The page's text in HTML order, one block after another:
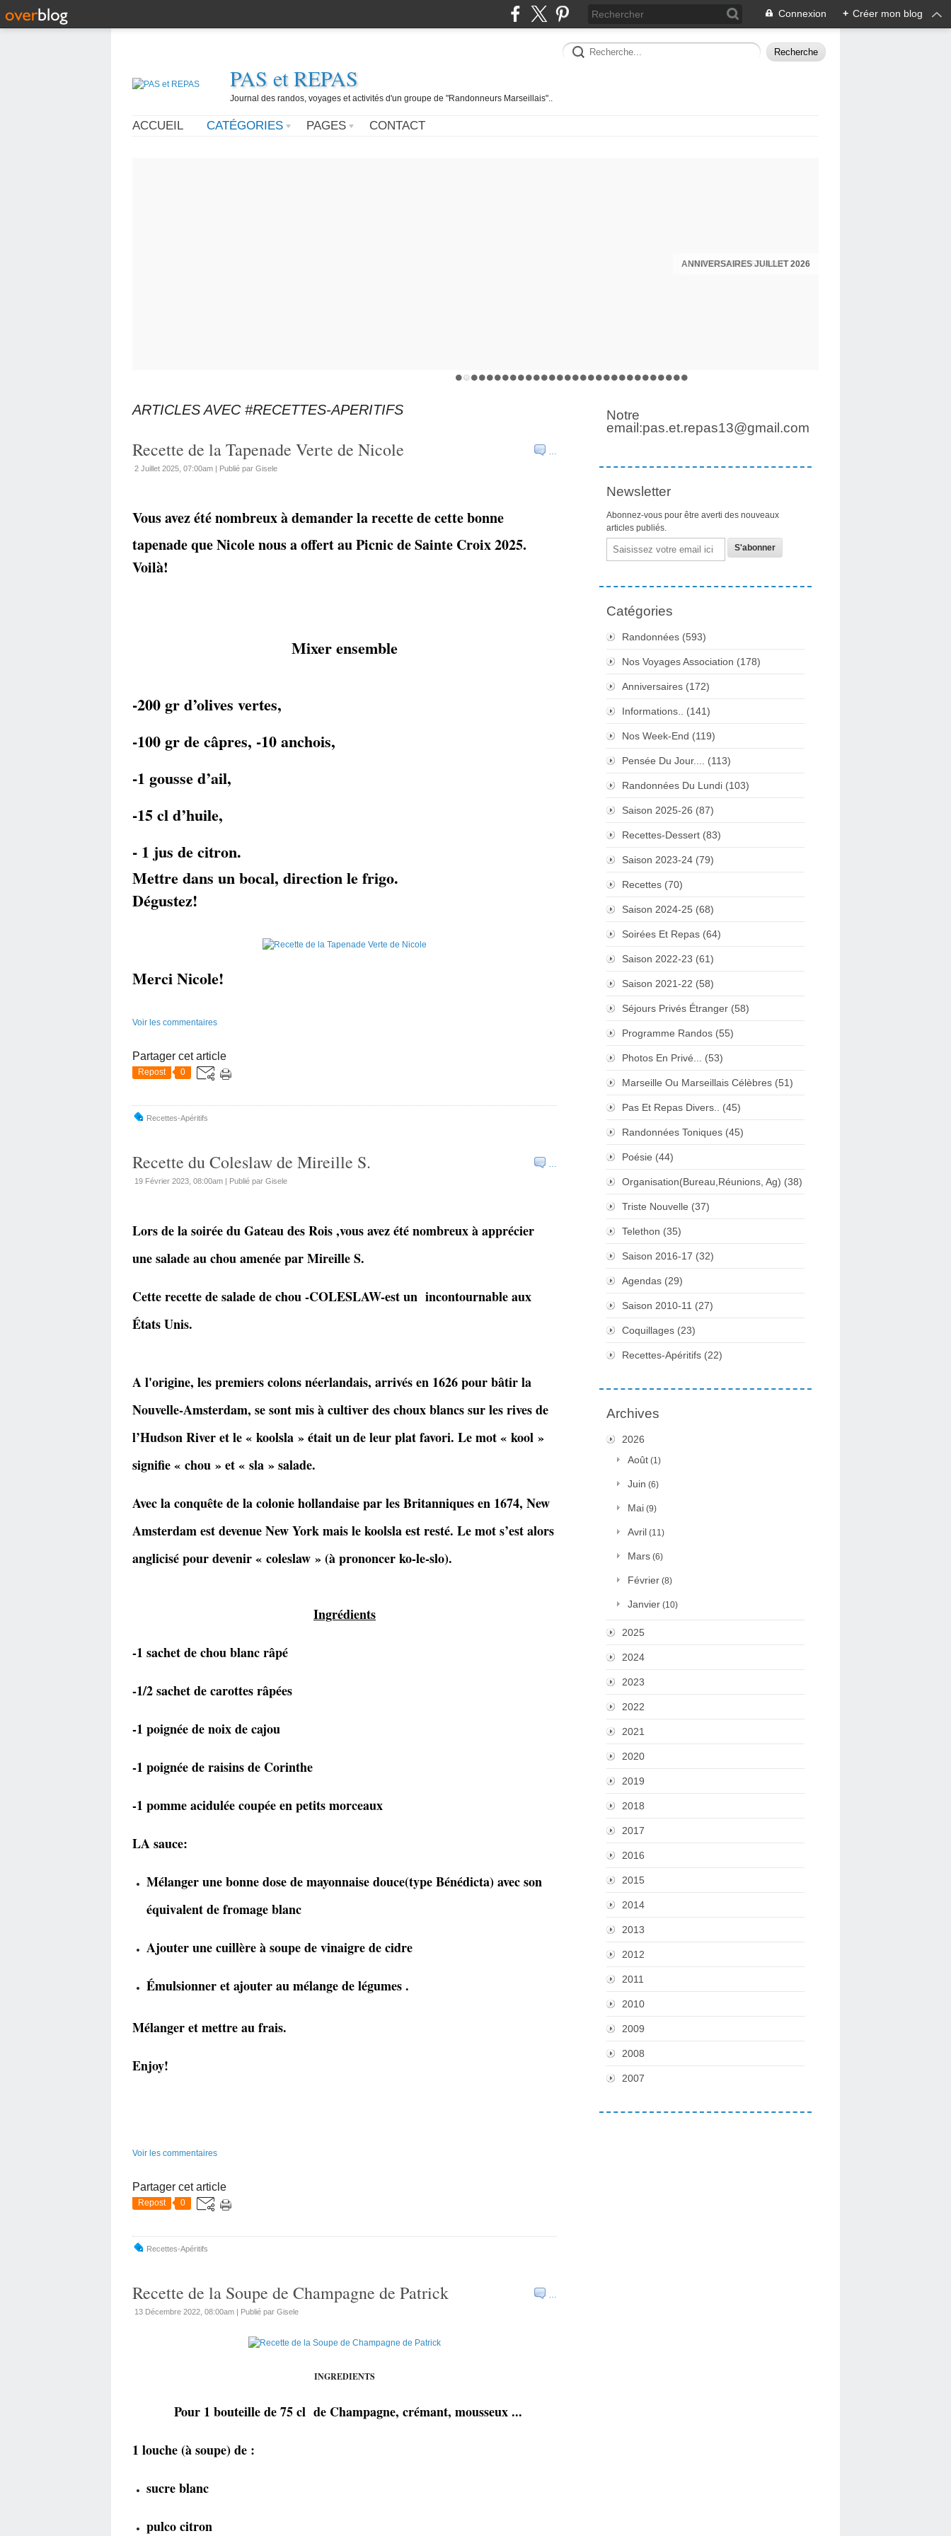
Connexion + Créer mon blog
PAS et REPAS
Journal des randos, voyages et activités d'un groupe de "Randonneurs Marseillais"..
ACCUEIL CATÉGORIES PAGES CONTACT
ANNIVERSAIRES JUILLET 2026
ARTICLES AVEC #RECETTES-APERITIFS
…
Recette de la Tapenade Verte de Nicole
2 Juillet 2025, 07:00am | Publié par Gisele
Vous avez été nombreux à demander la recette de cette bonne
tapenade que Nicole nous a offert au Picnic de Sainte Croix 2025.
Voilà!
Mixer ensemble
-200 gr d’olives vertes,
-100 gr de câpres, -10 anchois,
-1 gousse d’ail,
-15 cl d’huile,
- 1 jus de citron.
Mettre dans un bocal, direction le frigo.
Dégustez!
Merci Nicole!
Voir les commentaires
Partager cet article
Repost 0
Recettes-Apéritifs
…
Recette du Coleslaw de Mireille S.
19 Février 2023, 08:00am | Publié par Gisele
Lors de la soirée du Gateau des Rois ,vous avez été nombreux à apprécier
une salade au chou amenée par Mireille S.
Cette recette de salade de chou -COLESLAW-est un incontournable aux
États Unis.
A l'origine, les premiers colons néerlandais, arrivés en 1626 pour bâtir la
Nouvelle-Amsterdam, se sont mis à cultiver des choux blancs sur les rives de
l’Hudson River et le « koolsla » était un de leur plat favori. Le mot « kool »
signifie « chou » et « sla » salade.
Avec la conquête de la colonie hollandaise par les Britanniques en 1674, New
Amsterdam est devenue New York mais le koolsla est resté. Le mot s’est alors
anglicisé pour devenir « coleslaw » (à prononcerko-le-slo).
Ingrédients
-1 sachet de chou blanc râpé
-1/2 sachet de carottes râpées
-1 poignée de noix de cajou
-1 poignée de raisins de Corinthe
-1 pomme acidulée coupée en petits morceaux
LA sauce:
Mélanger une bonne dose de mayonnaise douce(type Bénédicta) avec son
équivalent de fromage blanc
Ajouter une cuillère à soupe de vinaigre de cidre
Émulsionner et ajouter au mélange de légumes .
Mélanger et mettre au frais.
Enjoy!
Voir les commentaires
Partager cet article
Repost 0
Recettes-Apéritifs
…
Recette de la Soupe de Champagne de Patrick
13 Décembre 2022, 08:00am | Publié par Gisele
INGREDIENTS
Pour 1 bouteille de 75 cl de Champagne, crémant, mousseux ...
1 louche (à soupe) de :
sucre blanc
pulco citron
Notre
email:pas.et.repas13@gmail.com
Newsletter
Abonnez-vous pour être averti des nouveaux
articles publiés.
Email
Catégories
Randonnées (593)
Nos Voyages Association (178)
Anniversaires (172)
Informations.. (141)
Nos Week-End (119)
Pensée Du Jour.... (113)
Randonnées Du Lundi (103)
Saison 2025-26 (87)
Recettes-Dessert (83)
Saison 2023-24 (79)
Recettes (70)
Saison 2024-25 (68)
Soirées Et Repas (64)
Saison 2022-23 (61)
Saison 2021-22 (58)
Séjours Privés Étranger (58)
Programme Randos (55)
Photos En Privé... (53)
Marseille Ou Marseillais Célèbres (51)
Pas Et Repas Divers.. (45)
Randonnées Toniques (45)
Poésie (44)
Organisation(Bureau,Réunions, Ag) (38)
Triste Nouvelle (37)
Telethon (35)
Saison 2016-17 (32)
Agendas (29)
Saison 2010-11 (27)
Coquillages (23)
Recettes-Apéritifs (22)
Archives
2026
Août (1)
Juin (6)
Mai (9)
Avril (11)
Mars (6)
Février (8)
Janvier (10)
2025
2024
2023
2022
2021
2020
2019
2018
2017
2016
2015
2014
2013
2012
2011
2010
2009
2008
2007